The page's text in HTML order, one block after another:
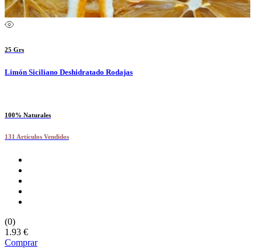
25 Grs
Limón Siciliano Deshidratado Rodajas
100% Naturales
131 Artículos Vendidos
(0)
1.93 €
Comprar